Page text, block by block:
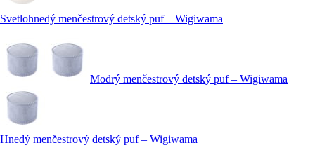
Svetlohnedý menčestrový detský puf – Wigiwama
Modrý menčestrový detský puf – Wigiwama
Hnedý menčestrový detský puf – Wigiwama